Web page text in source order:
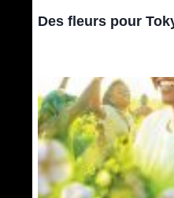
Des fleurs pour